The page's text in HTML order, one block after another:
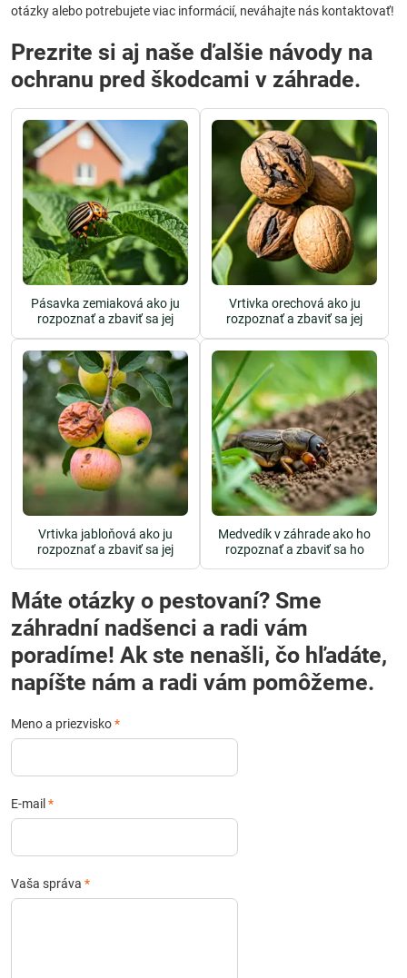
otázky alebo potrebujete viac informácií, neváhajte nás kontaktovať!
Prezrite si aj naše ďalšie návody na
ochranu pred škodcami v záhrade.
Pásavka zemiaková ako ju
rozpoznať a zbaviť sa jej
Vrtivka orechová ako ju
rozpoznať a zbaviť sa jej
Vrtivka jabloňová ako ju
rozpoznať a zbaviť sa jej
Medvedík v záhrade ako ho
rozpoznať a zbaviť sa ho
Máte otázky o pestovaní? Sme
záhradní nadšenci a radi vám
poradíme! Ak ste nenašli, čo hľadáte,
napíšte nám a radi vám pomôžeme.
Meno a priezvisko*
E-mail *
Vaša správa *